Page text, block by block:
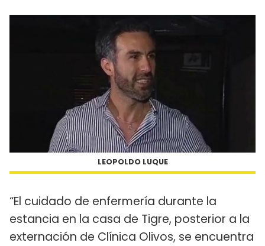
LEOPOLDO LUQUE
“El cuidado de enfermería durante la
estancia en la casa de Tigre, posterior a la
externación de Clínica Olivos, se encuentra